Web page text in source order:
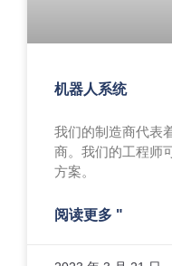
机器人系统
我们的制造商代表
商。我们的工程师
方案。
阅读更多 "